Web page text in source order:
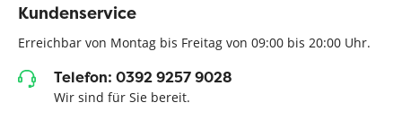
Kundenservice
Erreichbar von Montag bis Freitag von 09:00 bis 20:00 Uhr.
Telefon: 0392 9257 9028
Wir sind für Sie bereit.